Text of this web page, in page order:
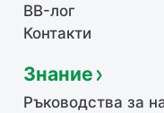
BB-лог
Контакти
Знание
Ръководства за